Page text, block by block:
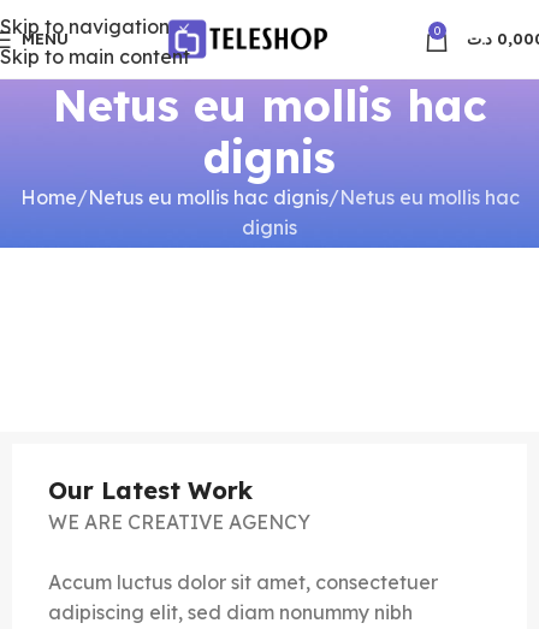
Skip to navigation
Skip to main content
MENU 0 د.ت
Netus eu mollis hac
dignis
Home Netus eu mollis hac dignis Netus eu mollis hac
dignis
Our Latest Work
WE ARE CREATIVE AGENCY
Accum luctus dolor sit amet, consectetuer
adipiscing elit, sed diam nonummy nibh